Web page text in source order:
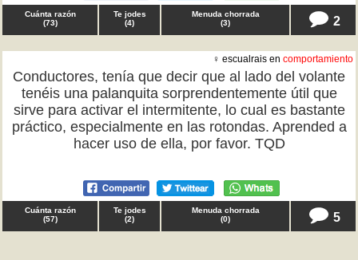
Cuánta razón
(73)
Te jodes
(4)
Menuda chorrada
(3) 2
♀ escualrais en comportamiento
Conductores, tenía que decir que al lado del volante
tenéis una palanquita sorprendentemente útil que
sirve para activar el intermitente, lo cual es bastante
práctico, especialmente en las rotondas. Aprended a
hacer uso de ella, por favor. TQD
Cuánta razón
(57)
Te jodes
(2)
Menuda chorrada
(0) 5